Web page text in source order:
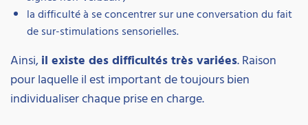
la difficulté à se concentrer sur une conversation du fait
de sur-stimulations sensorielles.
Ainsi,il existe des difficultés très variées. Raison
pour laquelle il est important de toujours bien
individualiser chaque prise en charge.